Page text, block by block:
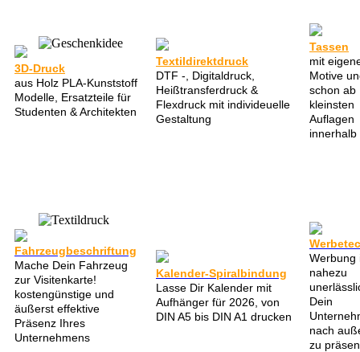
3D-Druck
aus Holz PLA-Kunststoff
Modelle, Ersatzteile für
Studenten & Architekten
Textildirektdruck
DTF -, Digitaldruck,
Heißtransferdruck &
Flexdruck mit individeuelle
Gestaltung
Tassen
mit
Motive
schon ab
kleinsten
Auflagen
innerhalb
Fahrzeugbeschriftung
Mache Dein Fahrzeug
zur Visitenkarte!
kostengünstige und
äußerst effektive
Präsenz Ihres
Unternehmens
Kalender-Spiralbindung
Lasse Dir Kalender mit
Aufhänger für 2026, von
DIN A5 bis DIN A1 drucken
Werbung
nahezu
Dein
nach
zu